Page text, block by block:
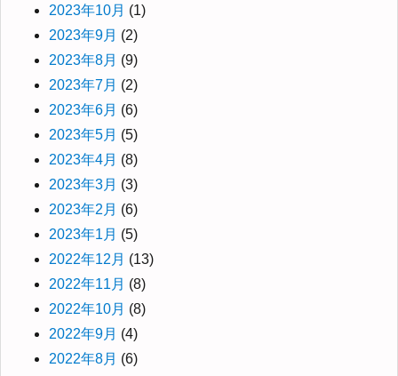
2023年10月 (1)
2023年9月 (2)
2023年8月 (9)
2023年7月 (2)
2023年6月 (6)
2023年5月 (5)
2023年4月 (8)
2023年3月 (3)
2023年2月 (6)
2023年1月 (5)
2022年12月 (13)
2022年11月 (8)
2022年10月 (8)
2022年9月 (4)
2022年8月 (6)